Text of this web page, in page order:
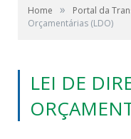
Home » Portal da
Orçamentárias (LDO)
LEI DE